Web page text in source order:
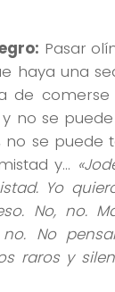
Pasar
haya una
de comerse
no se puede
no se puede
y…
Yo
No, no.
No
raros y